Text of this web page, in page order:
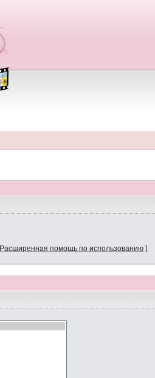
Расширенная помощь по использованию ]